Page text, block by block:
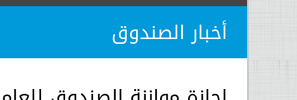
أخبار الصندوق